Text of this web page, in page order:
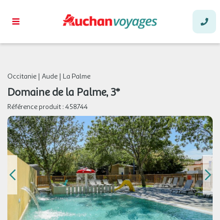
Occitanie | Aude | La Palme
Domaine de la Palme, 3*
Référence produit : 458744